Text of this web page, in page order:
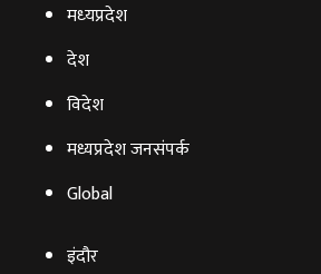
मध्‍यप्रदेश
देश
विदेश
मध्यप्रदेश जनसंपर्क
Global
इंदौर